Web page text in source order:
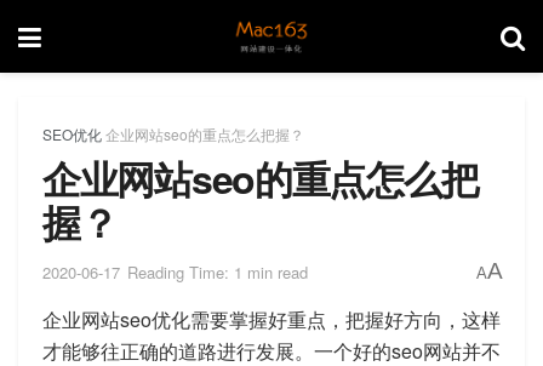
SEO优化企业网站seo的重点怎么把握？
企业网站seo的重点怎么把
握？
2020-06-17 Reading Time: 1 min read AA
企业网站seo优化需要掌握好重点，把握好方向，这样
才能够往正确的道路进行发展。一个好的seo网站并不